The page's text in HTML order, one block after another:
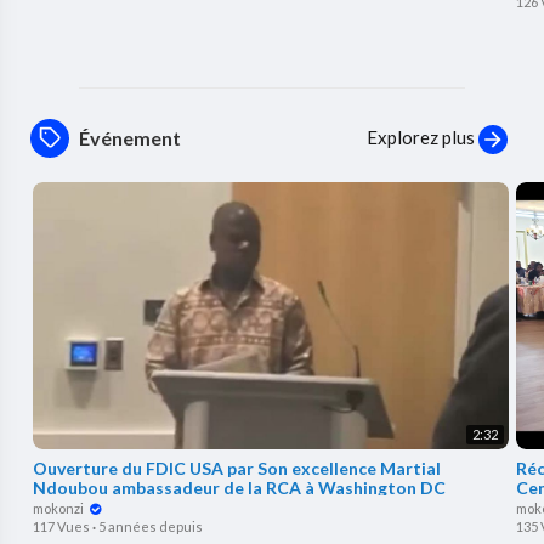
Événement Explorez plus
2:32
⁣Ouverture du FDIC USA par Son excellence Martial
Ndoubou ambassadeur de la RCA à Washington DC
mokonzi
117 Vues · 5 années depuis
135